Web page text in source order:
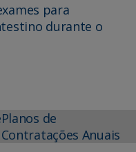
para
durante o
Planos de
Contratações Anuais